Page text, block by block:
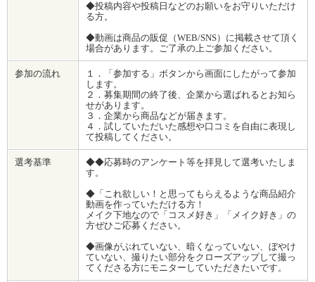
◆投稿内容や投稿日などのお願いをお守りいただけ
る方。
◆動画は商品の販促（WEB/SNS）に掲載させて頂く
場合があります。ご了承の上ご参加ください。
参加の流れ
１．「参加する」ボタンから画面にしたがって参加
します。
２．募集期間の終了後、企業から選ばれるとお知ら
せがあります。
３．企業から商品などが届きます。
４．試していただいた感想や口コミを自由に表現し
て投稿してください。
選考基準
◆◆応募時のアンケート等を拝見して選考いたしま
す。
◆「これ欲しい！と思ってもらえるような商品紹介
動画を作っていただける方！
メイク下地なので「コスメ好き」「メイク好き」の
方ぜひご応募ください。
◆画像がぶれていない、暗くなっていない、ぼやけ
ていない、撮りたい部分をクローズアップして撮っ
てくださる方にモニターしていただきたいです。